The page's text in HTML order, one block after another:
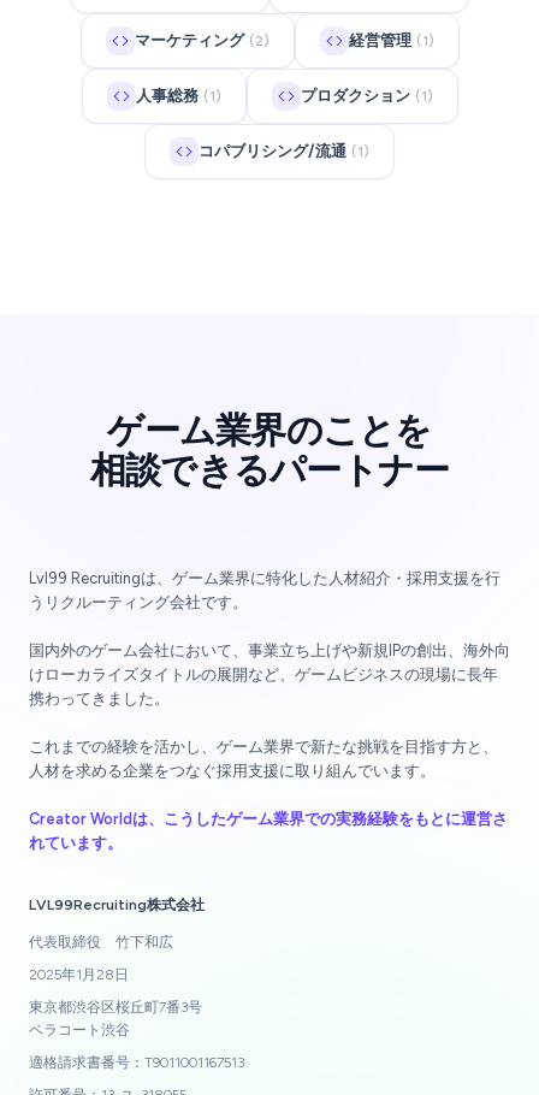
マーケティング (2) 経営管理 (1)
人事総務 (1) プロダクション (1)
コパブリシング/流通 (1)
ゲーム業界のことを
相談できるパートナー
Lvl99 Recruitingは、ゲーム業界に特化した人材紹介・採用支援を行
うリクルーティング会社です。
国内外のゲーム会社において、事業立ち上げや新規IPの創出、海外向
けローカライズタイトルの展開など、ゲームビジネスの現場に長年
携わってきました。
これまでの経験を活かし、ゲーム業界で新たな挑戦を目指す方と、
人材を求める企業をつなぐ採用支援に取り組んでいます。
Creator Worldは、こうしたゲーム業界での実務経験をもとに運営さ
れています。
LVL99Recruiting株式会社
代表取締役 竹下和広
2025年1月28日
東京都渋谷区桜丘町7番3号
ベラコート渋谷
適格請求書番号：T9011001167513